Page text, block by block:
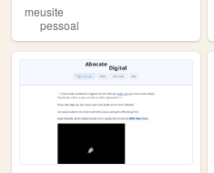
meusite
pessoal